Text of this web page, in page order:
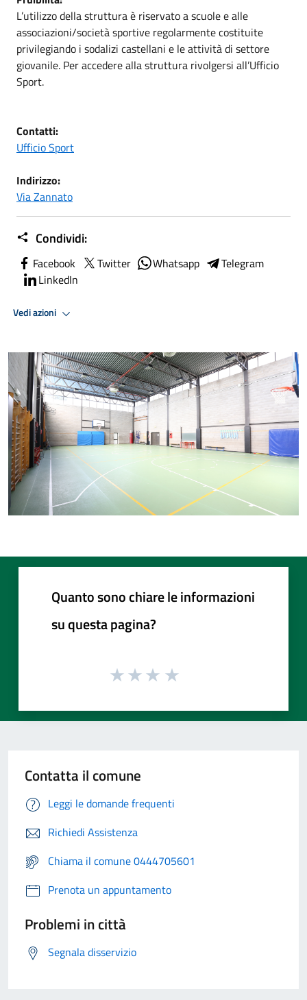
L’utilizzo della struttura è riservato a scuole e alle
associazioni/società sportive regolarmente costituite
privilegiando i sodalizi castellani e le attività di settore
giovanile. Per accedere alla struttura rivolgersi all’Ufficio
Sport.
Contatti:
Ufficio Sport
Indirizzo:
Via Zannato
Condividi:
Facebook Twitter Whatsapp
Telegram
LinkedIn
Vedi azioni
Quanto sono chiare le informazioni
su questa pagina?
Contatta il comune
Leggi le domande frequenti
Richiedi Assistenza
Chiama il comune 0444705601
Prenota un appuntamento
Problemi in città
Segnala disservizio